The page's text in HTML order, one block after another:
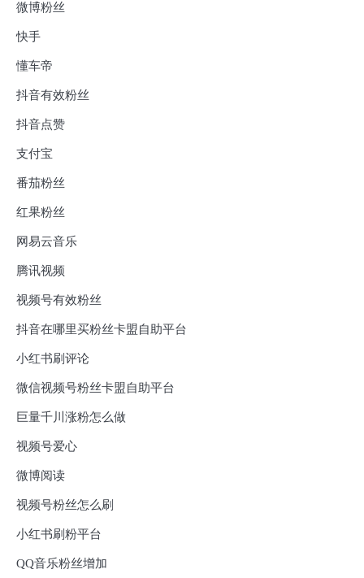
微博粉丝
快手
懂车帝
抖音有效粉丝
抖音点赞
支付宝
番茄粉丝
红果粉丝
网易云音乐
腾讯视频
视频号有效粉丝
抖音在哪里买粉丝卡盟自助平台
小红书刷评论
微信视频号粉丝卡盟自助平台
巨量千川涨粉怎么做
视频号爱心
微博阅读
视频号粉丝怎么刷
小红书刷粉平台
QQ音乐粉丝增加